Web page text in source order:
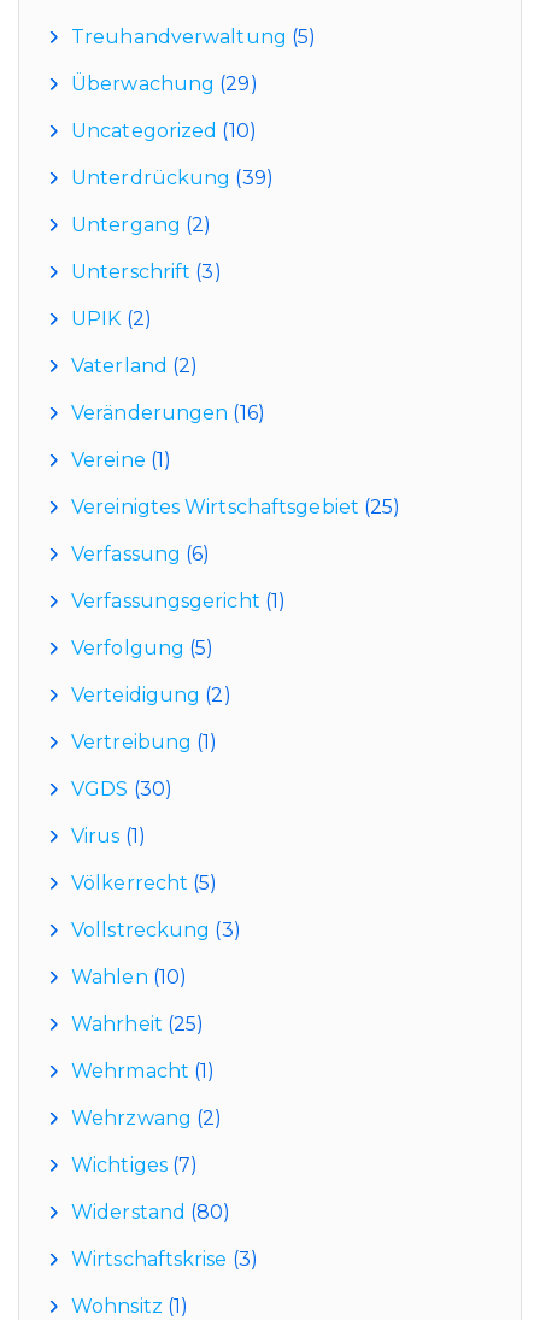
Treuhandverwaltung (5)
Überwachung (29)
Uncategorized (10)
Unterdrückung (39)
Untergang (2)
Unterschrift (3)
UPIK (2)
Vaterland (2)
Veränderungen (16)
Vereine (1)
Vereinigtes Wirtschaftsgebiet (25)
Verfassung (6)
Verfassungsgericht (1)
Verfolgung (5)
Verteidigung (2)
Vertreibung (1)
VGDS (30)
Virus (1)
Völkerrecht (5)
Vollstreckung (3)
Wahlen (10)
Wahrheit (25)
Wehrmacht (1)
Wehrzwang (2)
Wichtiges(7)
Widerstand (80)
Wirtschaftskrise (3)
Wohnsitz (1)